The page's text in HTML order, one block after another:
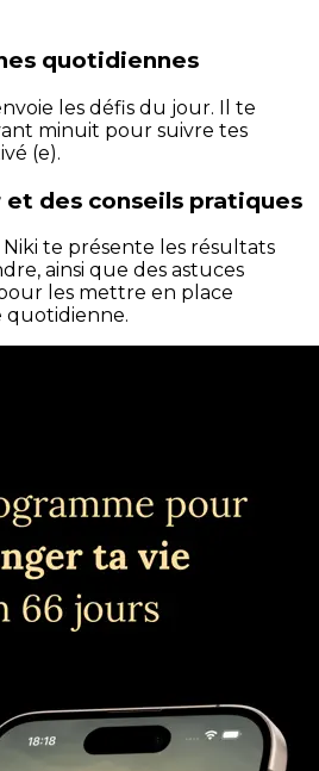
quotidiennes
les défis du jour. Il te
minuit pour suivre tes
(e).
des conseils pratiques
te présente les résultats
ainsi que des astuces
les mettre en place
quotidienne.